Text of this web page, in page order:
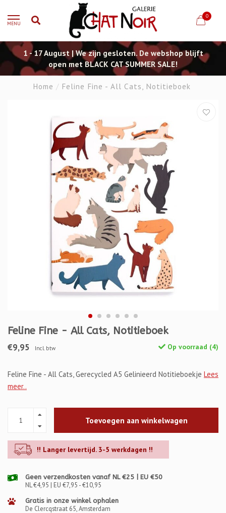
MENU
0
1 - 17 August | We zijn gesloten. De webshop blijft
open met BLACK CAT SUMMER SALE!
Home / Feline Fine - All Cats, Notitieboek
Feline Fine - All Cats, Notitieboek
€9,95 Incl. btw Op voorraad (4)
Feline Fine - All Cats, Gerecycled A5 Gelinieerd Notitieboekje Lees
meer..
Toevoegen aan winkelwagen
!! Langer levertijd. 3-5 werkdagen !!
Geen verzendkosten vanaf NL €25 | EU €50
NL €4,95 | EU €7,95 - €10,95
Gratis in onze winkel ophalen
De Clercqstraat 65, Amsterdam